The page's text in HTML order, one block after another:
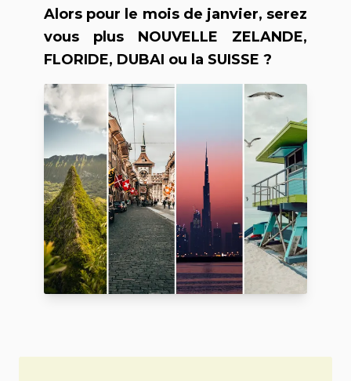
Alors pour le mois de janvier, serez
vous plus NOUVELLE ZELANDE,
FLORIDE, DUBAI ou la SUISSE ?